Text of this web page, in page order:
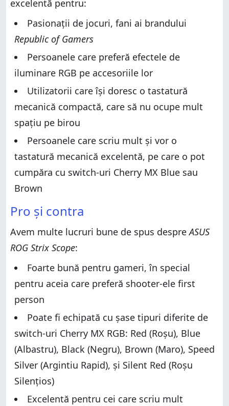
ROG Strix Scope
Software-ul ASUS ROG Armoury 2
Ție îți place tastatura de gaming ASUS ROG Strix
Caracteristici hardware
Experiența de utilizare a tastaturii de gaming ASUS
ROG Strix Scope
Software-ul ASUS ROG Armoury 2
Ție îți place tastatura de gaming ASUS ROG Strix
Scope?
excelentă pentru:
Pasionații de jocuri, fani ai brandului
Republic of Gamers
Persoanele care preferă efectele de
iluminare RGB pe accesoriile lor
Utilizatorii care își doresc o tastatură
mecanică compactă, care să nu ocupe mult
spațiu pe birou
Persoanele care scriu mult și vor o
tastatură mecanică excelentă, pe care o pot
cumpăra cu switch-uri Cherry MX Blue sau
Brown
Pro și contra
Avem multe lucruri bune de spus despreASUS
ROG Strix Scope:
Foarte bună pentru gameri, în special
pentru aceia care preferă shooter-ele first
person
Poate fi echipată cu șase tipuri diferite de
switch-uri Cherry MX RGB: Red (Roșu), Blue
(Albastru), Black (Negru), Brown (Maro), Speed
Silver (Argintiu Rapid), și Silent Red (Roșu
Silențios)
Excelentă pentru cei care scriu mult